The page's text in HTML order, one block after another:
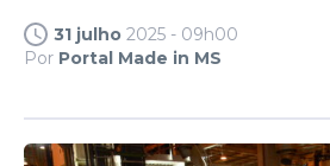
31 julho 2025 - 09h00
Por Portal Made in MS